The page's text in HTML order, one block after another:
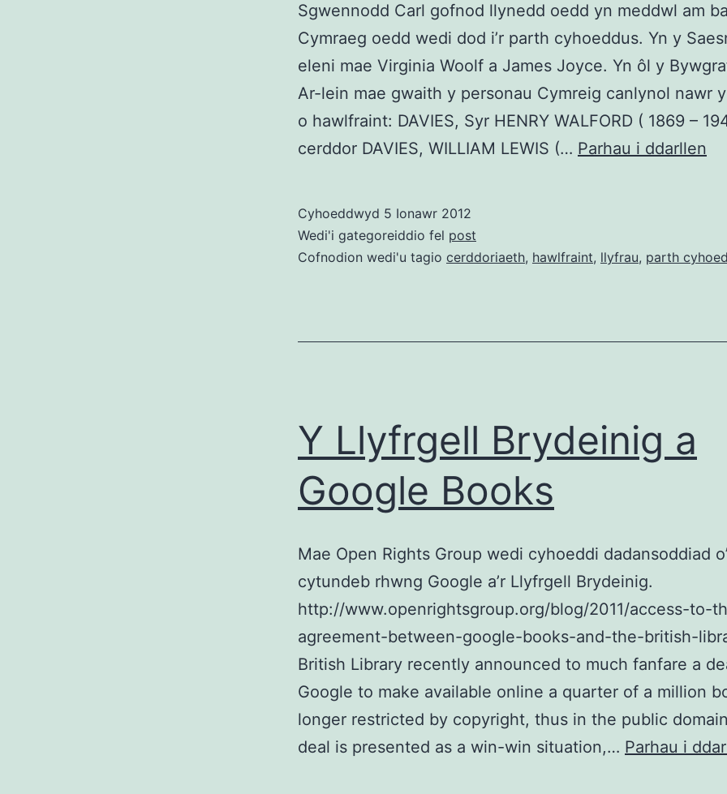
Sgwennodd Carl gofnod llynedd oedd yn meddwl am
Cymraeg oedd wedi dod i’r parth cyhoeddus. Yn y
eleni mae Virginia Woolf a James Joyce. Yn ôl y
Ar-lein mae gwaith y personau Cymreig canlynol nawr
o hawlfraint: DAVIES, Syr HENRY WALFORD ( 1869 –
cerddor DAVIES, WILLIAM LEWIS (… Parhau i ddarllen
Cyhoeddwyd 5 Ionawr 2012
Wedi'i gategoreiddio fel post
Cofnodion wedi'u tagio cerddoriaeth, hawlfraint, llyfrau, parth
Y Llyfrgell Brydeinig a
Google Books
Mae Open Rights Group wedi cyhoeddi dadansoddiad
cytundeb rhwng Google a’r Llyfrgell Brydeinig.
http://www.openrightsgroup.org/blog/2011/access-to-
agreement-between-google-books-and-the-british-
British Library recently announced to much fanfare a
Google to make available online a quarter of a million
longer restricted by copyright, thus in the public
deal is presented as a win-win situation,… Parhau i